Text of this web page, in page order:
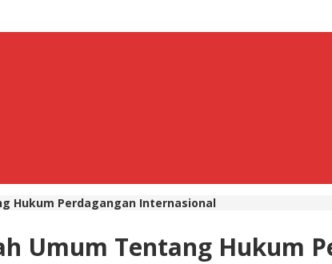
Hukum Perdagangan Internasional
Umum Tentang Hukum